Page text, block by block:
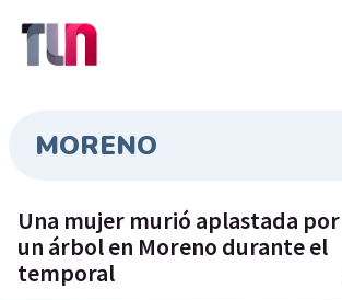
MORENO
Una mujer murió aplastada por
un árbol en Moreno durante el
temporal